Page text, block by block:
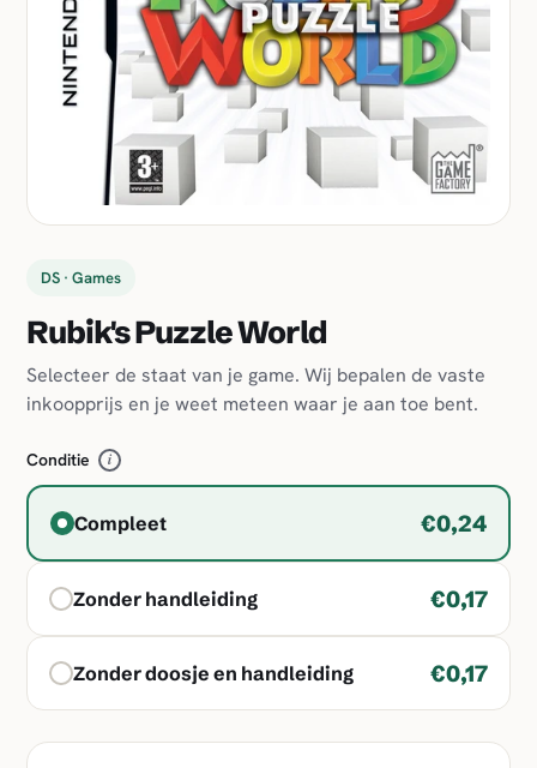
DS · Games
Rubik's Puzzle World
Selecteer de staat van je game. Wij bepalen de vaste
inkoopprijs en je weet meteen waar je aan toe bent.
Conditie i
Compleet €0,24
Zonder handleiding €0,17
Zonder doosje en handleiding €0,17